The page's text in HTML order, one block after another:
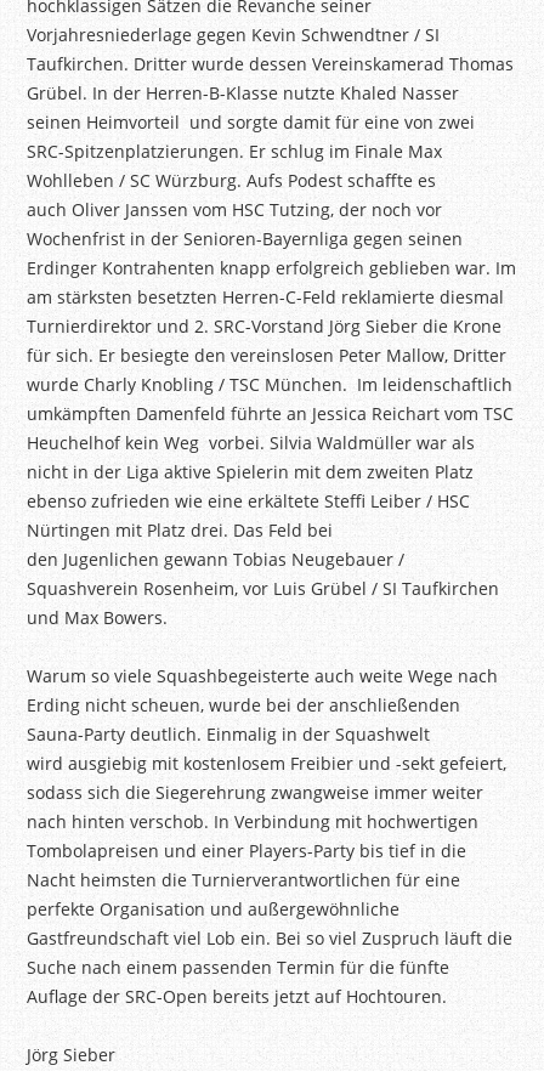
hochklassigen Sätzen die Revanche seiner
Vorjahresniederlage gegen KevinSchwendtner / SI
Taufkirchen. Dritter wurde dessen Vereinskamerad Thomas
Grübel. In der Herren-B-Klasse nutzte Khaled Nasser
seinen Heimvorteil und sorgte damit für eine von zwei
SRC-Spitzenplatzierungen. Er schlug im Finale Max
Wohlleben / SC Würzburg. Aufs Podest schaffte es
auch Oliver Janssen vom HSC Tutzing, der noch vor
Wochenfrist in der Senioren-Bayernliga gegen seinen
Erdinger Kontrahenten knapp erfolgreich geblieben war. Im
am stärksten besetzten Herren-C-Feld reklamierte diesmal
Turnierdirektor und 2. SRC-Vorstand Jörg Sieber die Krone
für sich. Er besiegte den vereinslosen Peter Mallow, Dritter
wurde Charly Knobling / TSC München. Im leidenschaftlich
umkämpften Damenfeld führte an Jessica Reichart vom TSC
Heuchelhof keinWeg vorbei. Silvia Waldmüller war als
nicht in der Liga aktive Spielerin mit dem zweiten Platz
ebenso zufrieden wie eine erkältete Steffi Leiber / HSC
Nürtingen mit Platz drei. Das Feld bei
den Jugenlichen gewann Tobias Neugebauer /
Squashverein Rosenheim, vor Luis Grübel / SI Taufkirchen
und Max Bowers.
Warum so viele Squashbegeisterte auch weite Wege nach
Erding nicht scheuen, wurde bei der anschließenden
Sauna-Party deutlich. Einmalig in der Squashwelt
wird ausgiebig mit kostenlosem Freibier und -sekt gefeiert,
sodass sich die Siegerehrungzwangweise immer weiter
nach hinten verschob. In Verbindung mit hochwertigen
Tombolapreisen und einer Players-Party bis tief in die
Nacht heimsten die Turnierverantwortlichen für eine
perfekte Organisation und außergewöhnliche
Gastfreundschaft viel Lob ein. Bei so viel Zuspruch läuft die
Suche nach einem passenden Termin für die fünfte
Auflageder SRC-Open bereits jetzt auf Hochtouren.
Jörg Sieber